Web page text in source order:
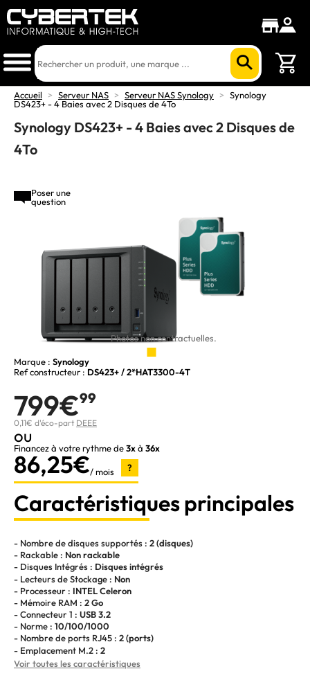
Accueil > Serveur NAS > Serveur NAS Synology > Synology
DS423+ - 4 Baies avec 2 Disques de 4To
Synology DS423+ - 4 Baies avec 2 Disques de
4To
Poser une
question
Photos non contractuelles.
Marque : Synology
Ref constructeur : DS423+ / 2*HAT3300-4T
799€99
0,11€ d'éco-part DEEE
ou
Financez à votre rythme de3xà 36x
86,25€/ mois ?
Caractéristiques principales
- Nombre de disques supportés : 2 (disques)
- Rackable : Non rackable
- Disques Intégrés : Disques intégrés
- Lecteurs de Stockage : Non
- Processeur : INTEL Celeron
- Mémoire RAM : 2 Go
- Connecteur 1 : USB 3.2
- Norme : 10/100/1000
- Nombre de ports RJ45 : 2 (ports)
- Emplacement M.2 : 2
Voir toutes les caractéristiques